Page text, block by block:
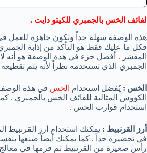
لفائف الخس بالجمبري للكيتو دايت .
فكل ما عليك فقط هو التأكد من إذابة
المقشر . أفضل جزء في هذة الوصفة هو أنه
الجمبري الذي تستخدمه نظراً لأنه يتم
الخس :يُفضل استخدام الخس في هذة
الكؤوس المثالية للفائف الخس بالجمبري .
استخدام قوارب الخس .
أرز القرنبيط : يمكنك استخدام أرز القرنبيط
في تحضيره جداً . كما يمكنك أيضاً صنعها
رأس صغيرة من القرنبيط ثم فرمها في